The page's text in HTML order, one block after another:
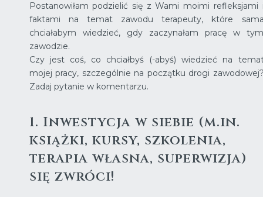
Postanowiłam podzielić się z Wami moimi refleksjami
faktami na temat zawodu terapeuty, które
chciałabym wiedzieć, gdy zaczynałam pracę w
zawodzie.
Czy jest coś, co chciałbyś (-abyś) wiedzieć na
mojej pracy, szczególnie na początku drogi
Zadaj pytanie w komentarzu.
1. Inwestycja w siebie (m.in.
książki, kursy, szkolenia,
terapia własna, superwizja)
się zwróci!